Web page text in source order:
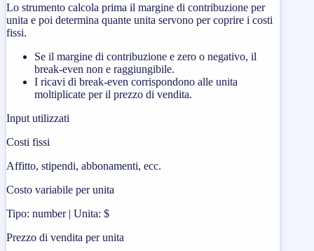
Lo strumento calcola prima il margine di contribuzione per
unita e poi determina quante unita servono per coprire i costi
fissi.
Se il margine di contribuzione e zero o negativo, il
break-even non e raggiungibile.
I ricavi di break-even corrispondono alle unita
moltiplicate per il prezzo di vendita.
Input utilizzati
Costi fissi
Affitto, stipendi, abbonamenti, ecc.
Costo variabile per unita
Tipo: number | Unita: $
Prezzo di vendita per unita